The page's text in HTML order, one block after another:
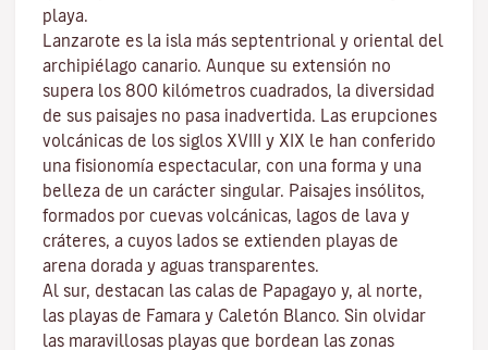
playa.
Lanzarote es la isla más septentrional y oriental del
archipiélago canario. Aunque su extensión no
supera los 800 kilómetros cuadrados, la diversidad
de sus paisajes no pasa inadvertida. Las erupciones
volcánicas de los siglos XVIII y XIX le han conferido
una fisionomía espectacular, con una forma y una
belleza de un carácter singular. Paisajes insólitos,
formados por cuevas volcánicas, lagos de lava y
cráteres, a cuyos lados se extienden playas de
arena dorada y aguas transparentes.
Al sur, destacan las calas de Papagayo y, al norte,
las playas de Famara y Caletón Blanco. Sin olvidar
las maravillosas playas que bordean las zonas